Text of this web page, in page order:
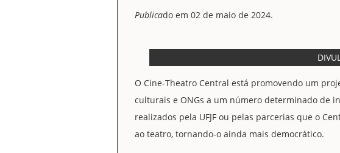
Publicado em 02 de maio de 2024.
O Cine-Theatro Central está promovendo um
culturais e ONGs a um número determinado de
realizados pela UFJF ou pelas parcerias que o
ao teatro, tornando-o ainda mais democrático.